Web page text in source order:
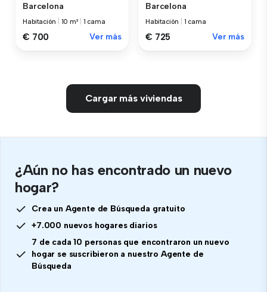
Barcelona
Habitación 10 m² 1 cama
€ 700 Ver más
Barcelona
Habitación 1 cama
€ 725 Ver más
Cargar más viviendas
¿Aún no has encontrado un nuevo
hogar?
Crea un Agente de Búsqueda gratuito
+7.000 nuevos hogares diarios
7 de cada 10 personas que encontraron un nuevo
hogar se suscribieron a nuestro Agente de
Búsqueda